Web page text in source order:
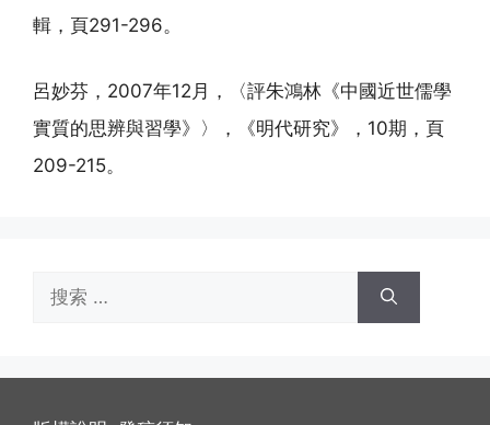
輯，頁291-296。
呂妙芬，2007年12月，〈評朱鴻林《中國近世儒學
實質的思辨與習學》〉，《明代研究》，10期，頁
209-215。